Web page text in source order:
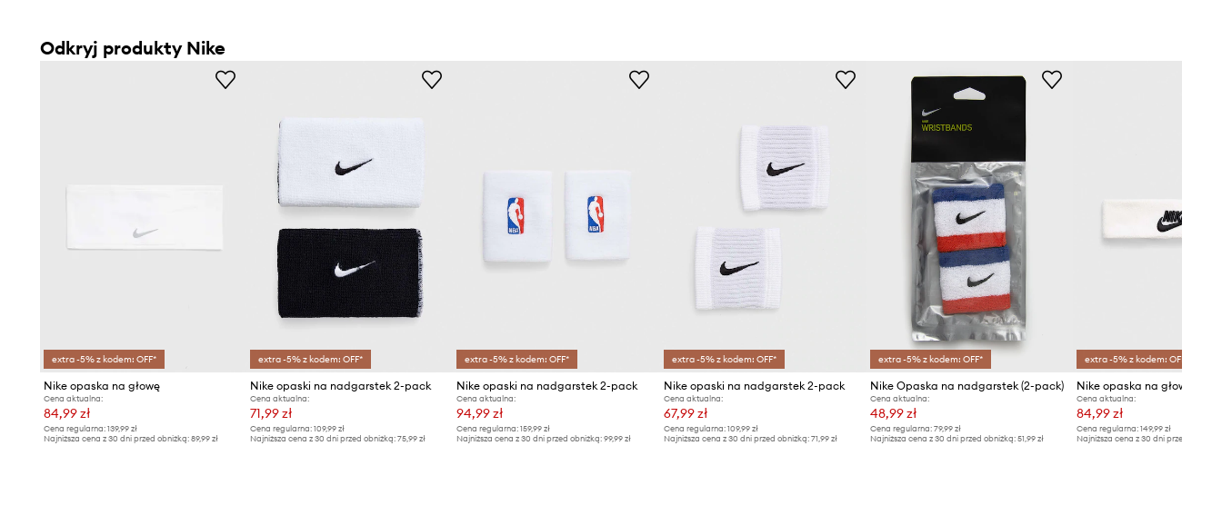
Odkryj produkty Nike
extra -5% z kodem: OFF*
Nike opaska na głowę
Cena aktualna:
84,99 zł
Cena regularna: 139,99 zł
Najniższa cena z 30 dni przed obniżką: 89,99 zł
extra -5% z kodem: OFF*
Nike opaski na nadgarstek 2-pack
Cena aktualna:
71,99 zł
Cena regularna:109,99 zł
Najniższa cena z 30 dni przed obniżką:75,99 zł
extra -5% z kodem: OFF*
Nike opaski na nadgarstek 2-pack
Cena aktualna:
94,99 zł
Cena regularna: 159,99 zł
Najniższa cena z 30 dni przed obniżką: 99,99 zł
extra -5% z kodem: OFF*
Nike opaski na nadgarstek 2-pack
Cena aktualna:
67,99 zł
Cena regularna: 109,99 zł
Najniższa cena z 30 dni przed obniżką: 71,99 zł
extra -5% z kodem: OFF*
Nike Opaska na nadgarstek (2-pack)
Cena aktualna:
48,99 zł
Cena regularna:79,99 zł
Najniższa cena z 30 dni przed obniżką:51,99 zł
extra -5% z kodem: OFF*
Nike opaska na głowę
Cena aktualna:
84,99 zł
Cena regularna: 149,99 zł
Najniższa cena z 30 dni przed obniżką: